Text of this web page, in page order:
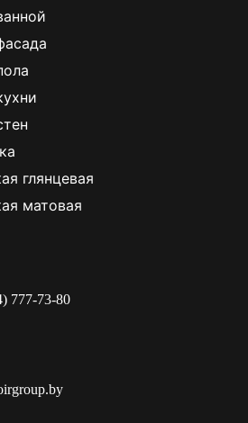
глянцевая
матовая
777-73-80